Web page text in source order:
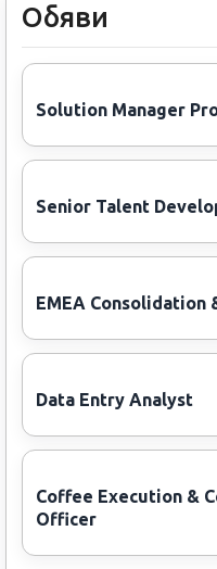
Обяви
Solution Manager
Senior Talent
EMEA
Data Entry Analyst
Coffee Execution &
Officer